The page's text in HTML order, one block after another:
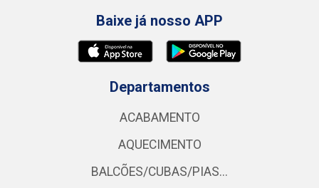
Baixe já nosso APP
Departamentos
ACABAMENTO
AQUECIMENTO
BALCÕES/CUBAS/PIAS...